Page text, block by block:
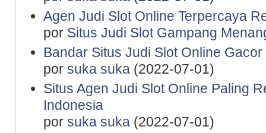
Agen Judi Slot Online Terpercaya
por Situs Judi Slot Gampang
Bandar Situs Judi Slot Online
por suka suka(2022-07-01)
Situs Agen Judi Slot Online Paling
Indonesia
por suka suka(2022-07-01)